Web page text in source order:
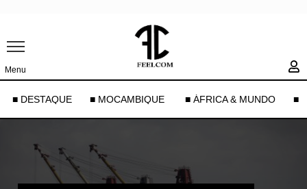
Menu
■ DESTAQUE ■ MOCAMBIQUE ■ ÁFRICA & MUNDO ■